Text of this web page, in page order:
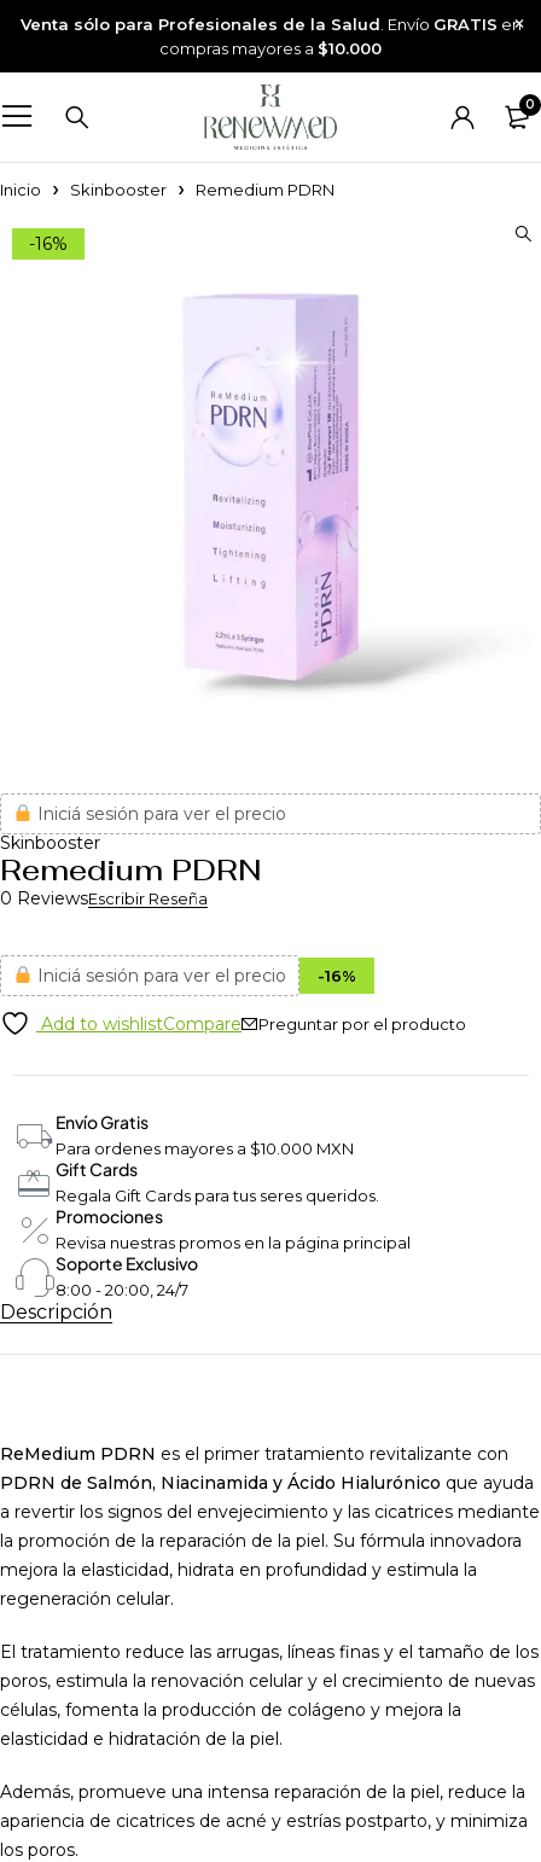
Venta sólo para Profesionales de la Salud . Envío GRATIS en
compras mayores a $10.000
0
Inicio Skinbooster Remedium PDRN
-16%
Iniciá sesión para ver el precio
Skinbooster
Remedium PDRN
0 ReviewsEscribir Reseña
Iniciá sesión para ver el precio -16%
Add to wishlistCompare Preguntar por el producto
Envío Gratis
Para ordenes mayores a $10.000 MXN
Gift Cards
Regala Gift Cards para tus seres queridos.
Promociones
Revisa nuestras promos en la página principal
Soporte Exclusivo
8:00 - 20:00, 24/7
Descripción
ReMedium PDRN es el primer tratamiento revitalizante con
PDRN de Salmón, Niacinamida y Ácido Hialurónico que ayuda
a revertir los signos del envejecimiento y las cicatrices mediante
la promoción de la reparación de la piel. Su fórmula innovadora
mejora la elasticidad, hidrata en profundidad y estimula la
regeneración celular.
El tratamiento reduce las arrugas, líneas finas y el tamaño de los
poros, estimula la renovación celular y el crecimiento de nuevas
células, fomenta la producción de colágeno y mejora la
elasticidad e hidratación de la piel.
Además, promueve una intensa reparación de la piel, reduce la
apariencia de cicatrices de acné y estrías postparto, y minimiza
los poros.